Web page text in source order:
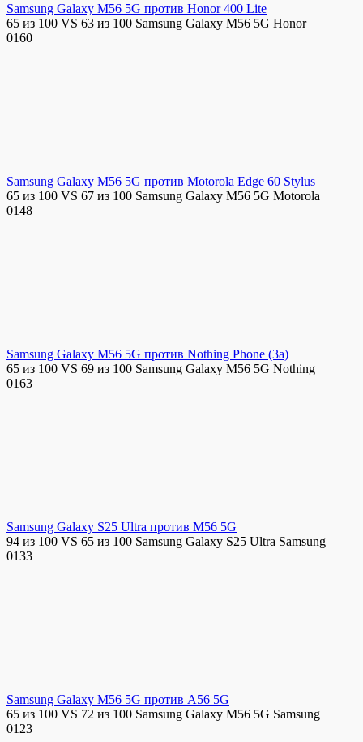
Samsung Galaxy M56 5G против Honor 400 Lite
65 из 100 VS 63 из 100 Samsung Galaxy M56 5G Honor
0160
Samsung Galaxy M56 5G против Motorola Edge 60 Stylus
65 из 100 VS 67 из 100 Samsung Galaxy M56 5G Motorola
0148
Samsung Galaxy M56 5G против Nothing Phone (3a)
65 из 100 VS 69 из 100 Samsung Galaxy M56 5G Nothing
0163
Samsung Galaxy S25 Ultra против M56 5G
94 из 100 VS 65 из 100 Samsung Galaxy S25 Ultra Samsung
0133
Samsung Galaxy M56 5G против A56 5G
65 из 100 VS 72 из 100 Samsung Galaxy M56 5G Samsung
0123